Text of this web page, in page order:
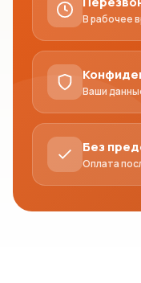
В рабочее
Ваши
Без
Оплата